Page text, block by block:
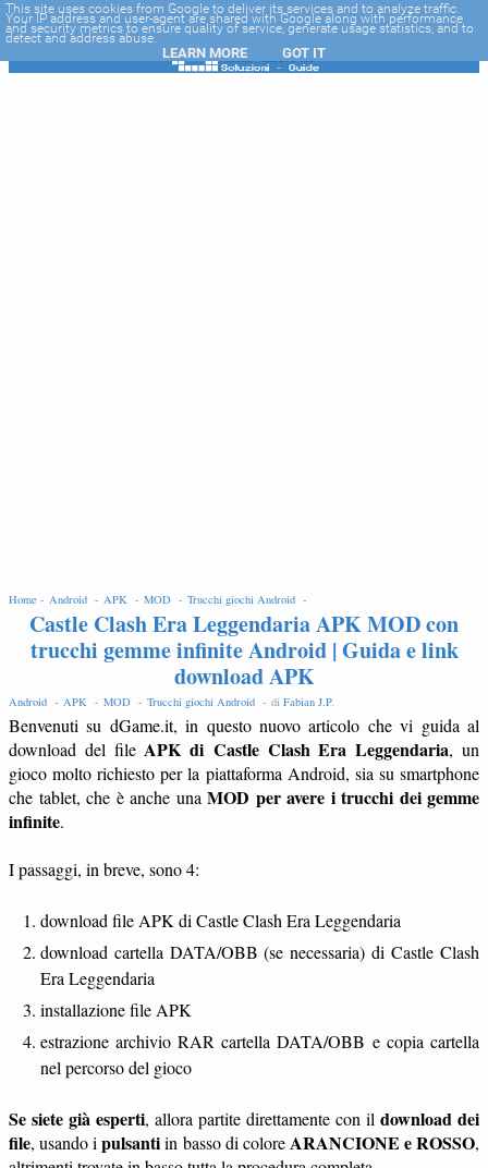
-->
Home - Android - APK - MOD - Trucchi giochi Android -
Castle Clash Era Leggendaria APK MOD con
trucchi gemme infinite Android | Guida e link
download APK
Android - APK - MOD - Trucchi giochi Android - di Fabian J.P.
Benvenuti su dGame.it, in questo nuovo articolo che vi guida al
download del file APK di Castle Clash Era Leggendaria, un
gioco molto richiesto per la piattaforma Android, sia su smartphone
che tablet, che è anche una MOD per avere i trucchi dei gemme
infinite.
I passaggi, in breve, sono 4:
download file APK di Castle Clash Era Leggendaria
download cartella DATA/OBB (se necessaria) di Castle Clash
Era Leggendaria
installazione file APK
estrazione archivio RAR cartella DATA/OBB e copia cartella
nel percorso del gioco
Se siete già esperti, allora partite direttamente con il download dei
file, usando ipulsantiin basso di coloreARANCIONE e ROSSO,
This site uses cookies from Google to deliver its services and to analyze traffic.
Your IP address and user-agent are shared with Google along with performance
and security metrics to ensure quality of service, generate usage statistics, and to
detect and address abuse.
LEARN MORE GOT IT